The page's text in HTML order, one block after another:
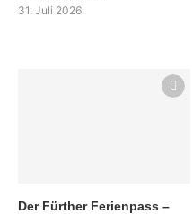
31. Juli 2026
Der Fürther Ferienpass –